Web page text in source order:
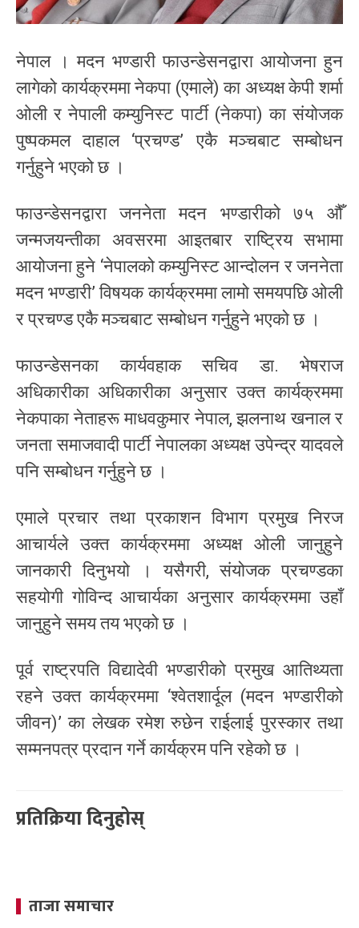
नेपाल । मदन भण्डारी फाउन्डेसनद्वारा आयोजना हुन
लागेको कार्यक्रममा नेकपा (एमाले) का अध्यक्ष केपी शर्मा
ओली र नेपाली कम्युनिस्ट पार्टी (नेकपा) का संयोजक
पुष्पकमल दाहाल ‘प्रचण्ड’ एकै मञ्चबाट सम्बोधन
गर्नुहुने भएको छ ।
फाउन्डेसनद्वारा जननेता मदन भण्डारीको ७५ औँ
जन्मजयन्तीका अवसरमा आइतबार राष्ट्रिय सभामा
आयोजना हुने ‘नेपालको कम्युनिस्ट आन्दोलन र जननेता
मदन भण्डारी’ विषयक कार्यक्रममा लामो समयपछि ओली
र प्रचण्ड एकै मञ्चबाट सम्बोधन गर्नुहुने भएको छ ।
फाउन्डेसनका कार्यवहाक सचिव डा. भेषराज
अधिकारीका अधिकारीका अनुसार उक्त कार्यक्रममा
नेकपाका नेताहरू माधवकुमार नेपाल, झलनाथ खनाल र
जनता समाजवादी पार्टी नेपालका अध्यक्ष उपेन्द्र यादवले
पनि सम्बोधन गर्नुहुने छ ।
एमाले प्रचार तथा प्रकाशन विभाग प्रमुख निरज
आचार्यले उक्त कार्यक्रममा अध्यक्ष ओली जानुहुने
जानकारी दिनुभयो । यसैगरी, संयोजक प्रचण्डका
सहयोगी गोविन्द आचार्यका अनुसार कार्यक्रममा उहाँ
जानुहुने समय तय भएको छ ।
पूर्व राष्ट्रपति विद्यादेवी भण्डारीको प्रमुख आतिथ्यता
रहने उक्त कार्यक्रममा ‘श्वेतशार्दूल (मदन भण्डारीको
जीवन)’ का लेखक रमेश रुछेन राईलाई पुरस्कार तथा
सम्मनपत्र प्रदान गर्ने कार्यक्रम पनि रहेको छ ।
प्रतिक्रिया दिनुहोस्
ताजा समाचार